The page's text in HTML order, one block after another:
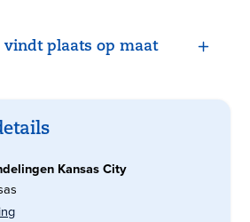
vindt plaats op maat
Kansas City